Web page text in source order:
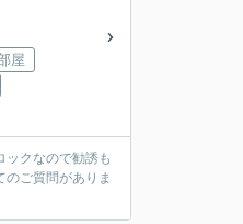
屋
ックなので勧誘も
ご質問がありま